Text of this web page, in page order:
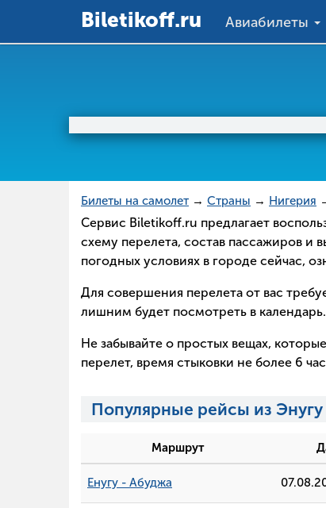
Вiletikoff.ru Авиабилеты
Билеты на самолет → Страны → Нигерия
Сервис Biletikoff.ru предлагает
схему перелета, состав пассажиров и
погодных условиях в городе сейчас,
Для совершения перелета от вас
лишним будет посмотреть в
Не забывайте о простых вещах,
перелет, время стыковки не более 6
Популярные рейсы из Энугу
Маршрут
Енугу - Абуджа